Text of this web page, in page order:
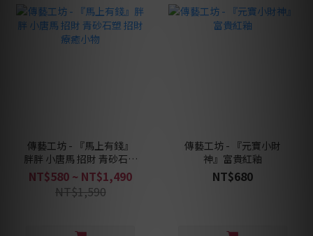
傳藝工坊 - 『馬上有錢』
胖胖 小唐馬 招財 青砂石塑
招財 療癒小物
NT$580 ~ NT$1,490
NT$1,590
傳藝工坊 - 『元寶小財
神』富貴紅釉
NT$680